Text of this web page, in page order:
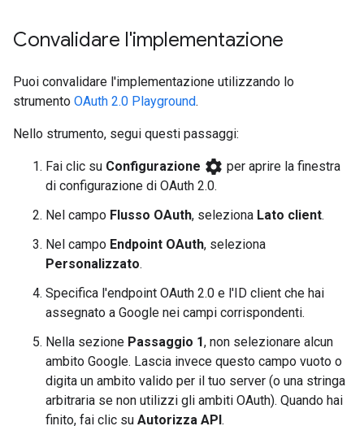
Convalidare l'implementazione
Puoi convalidare l'implementazione utilizzando lo
strumento OAuth 2.0 Playground.
Nello strumento, segui questi passaggi:
Fai clic su Configurazione settings per aprire la finestra
di configurazione di OAuth 2.0.
Nel campo Flusso OAuth, seleziona Lato client.
Nel campo Endpoint OAuth, seleziona
Personalizzato.
Specifica l'endpoint OAuth 2.0 e l'ID client che hai
assegnato a Google nei campi corrispondenti.
Nella sezione Passaggio 1, non selezionare alcun
ambito Google. Lascia invece questo campo vuoto o
digita un ambito valido per il tuo server (o una stringa
arbitraria se non utilizzi gli ambiti OAuth). Quando hai
finito, fai clic su Autorizza API .